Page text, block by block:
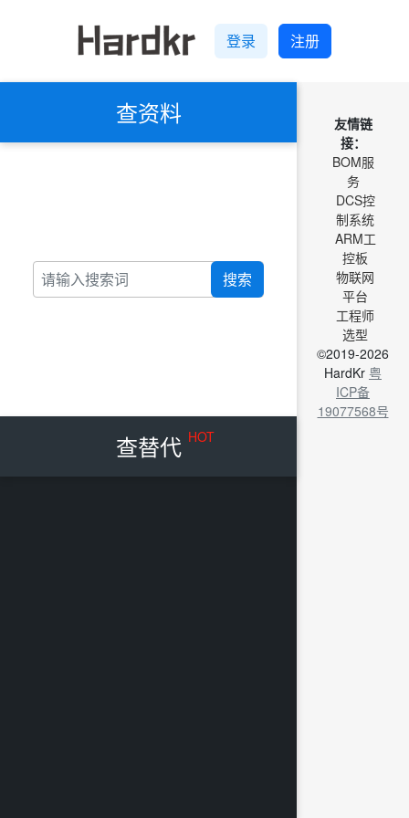
登录 注册
查资料
搜索
查替代 HOT
友情链
接：
BOM服
务
DCS控
制系统
ARM工
控板
物联网
平台
工程师
选型
©2019-2026
HardKr 粤
ICP备
19077568号